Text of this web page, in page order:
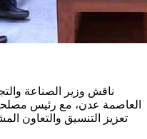
ناقش وزير الصناعة
العاصمة عدن، مع رئيس
تعزيز التنسيق والتعاون